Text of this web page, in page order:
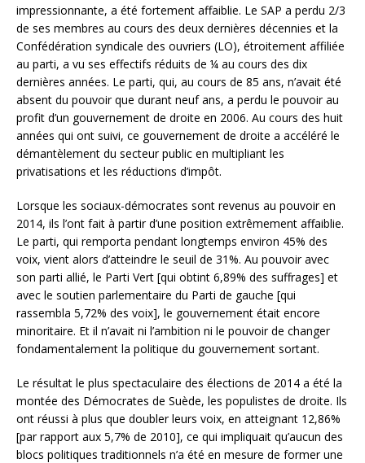
impressionnante, a été fortement affaiblie. Le SAP a perdu 2/3
de ses membres au cours des deux dernières décennies et la
Confédération syndicale des ouvriers (LO), étroitement affiliée
au parti, a vu ses effectifs réduits de ¼ au cours des dix
dernières années. Le parti, qui, au cours de 85 ans, n’avait été
absent du pouvoir que durant neuf ans, a perdu le pouvoir au
profit d’un gouvernement de droite en 2006. Au cours des huit
années qui ont suivi, ce gouvernement de droite a accéléré le
démantèlement du secteur public en multipliant les
privatisations et les réductions d’impôt.
Lorsque les sociaux-démocrates sont revenus au pouvoir en
2014, ils l’ont fait à partir d’une position extrêmement affaiblie.
Le parti, qui remporta pendant longtemps environ 45% des
voix, vient alors d’atteindre le seuil de 31%. Au pouvoir avec
son parti allié, le Parti Vert [qui obtint 6,89% des suffrages] et
avec le soutien parlementaire du Parti de gauche [qui
rassembla 5,72% des voix], le gouvernement était encore
minoritaire. Et il n’avait ni l’ambition ni le pouvoir de changer
fondamentalement la politique du gouvernement sortant.
Le résultat le plus spectaculaire des élections de 2014 a été la
montée des Démocrates de Suède, les populistes de droite. Ils
ont réussi à plus que doubler leurs voix, en atteignant 12,86%
[par rapport aux 5,7% de 2010], ce qui impliquait qu’aucun des
blocs politiques traditionnels n’a été en mesure de former une